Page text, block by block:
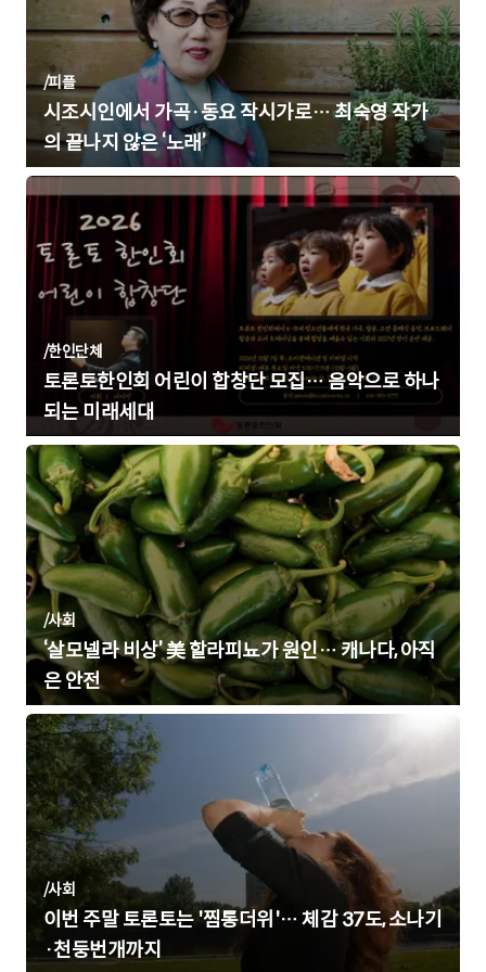
/피플
시조시인에서 가곡·동요 작시가로… 최숙영 작가
의 끝나지 않은 ‘노래’
/한인단체
토론토한인회 어린이 합창단 모집… 음악으로 하나
되는 미래세대
/사회
‘살모넬라 비상’ 美 할라피뇨가 원인… 캐나다, 아직
은 안전
/사회
이번 주말 토론토는 '찜통더위'… 체감 37도, 소나기
·천둥번개까지